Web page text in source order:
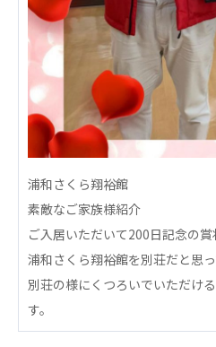
社会福祉法人 福ふく
福ふく
株式会
せ
社会福祉法人 心の会
心の会
医療（共に生きる仲間達）
医療法人社団 美翔会
聖心美容クリニック
S-Labo（渋谷院）
医療法人社団 デンタルケアコミュ
フォレストデンタルクリニック
浦和さくら翔裕館
素敵なご家族様紹介
ご入居いただいて200日記念の
浦和さくら翔裕館を別荘だと思
別荘の様にくつろいでいただけ
す。